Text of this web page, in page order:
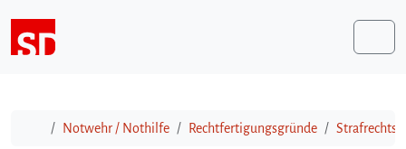
StartNotwehr / Nothilfe Rechtfertigungsgründe